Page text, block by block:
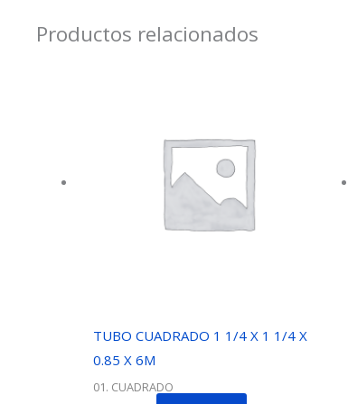
Productos relacionados
TUBO CUADRADO 1 1/4 X 1 1/4 X
0.85 X 6M
01. CUADRADO